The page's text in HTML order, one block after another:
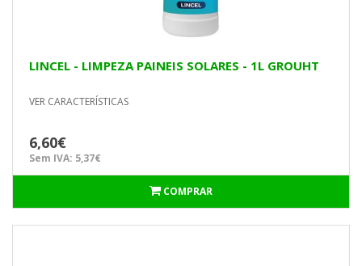
LINCEL - LIMPEZA PAINEIS SOLARES - 1L GROUHT
VER CARACTERÍSTICAS
6,60€
Sem IVA: 5,37€
COMPRAR